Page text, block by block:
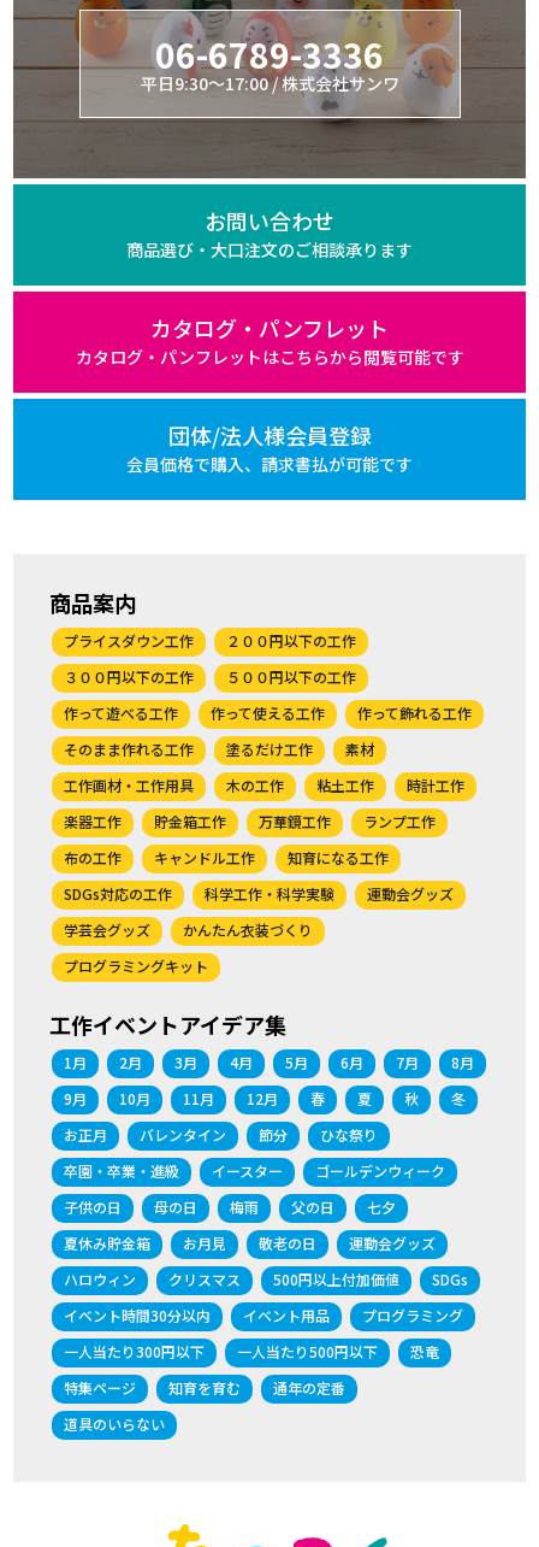
06-6789-3336
平日9:30～17:00 / 株式会社サンワ
お問い合わせ
商品選び・大口注文のご相談承ります
カタログ・パンフレット
カタログ・パンフレットはこちらから閲覧可能です
団体/法人様会員登録
会員価格で購入、 請求書払が可能です
商品案内
プライスダウン工作
２００円以下の工作
３００円以下の工作
５００円以下の工作
作って遊べる工作
作って使える工作
作って飾れる工作
そのまま作れる工作
塗るだけ工作
素材
工作画材・工作用具
木の工作 粘土工作
時計工作
楽器工作
貯金箱工作 万華鏡工作
ランプ工作
布の工作
キャンドル工作
知育になる工作
SDGs対応の工作
科学工作・科学実験
運動会グッズ
学芸会グッズ
かんたん衣装づくり
プログラミングキット
工作イベントアイデア集
1月 2月 3月 4月 5月 6月 7月
8月
9月
10月 11月 12月 春 夏 秋
冬
お正月
バレンタイン 節分
ひな祭り
卒園・卒業・進級
イースター
ゴールデンウィーク
子供の日
母の日 梅雨 父の日
七夕
夏休み貯金箱
お月見 敬老の日
運動会グッズ
ハロウィン
クリスマス 500円以上付加価値
SDGs
イベント時間30分以内
イベント用品
プログラミング
一人当たり300円以下
一人当たり500円以下
恐竜
特集ページ
知育を育む
通年の定番
道具のいらない